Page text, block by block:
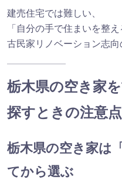
建売住宅では難しい、
「自分の手で住まいを整
古民家リノベーション志向
栃木県の空き家
探すときの注意点
栃木県の空き家は
てから選ぶ